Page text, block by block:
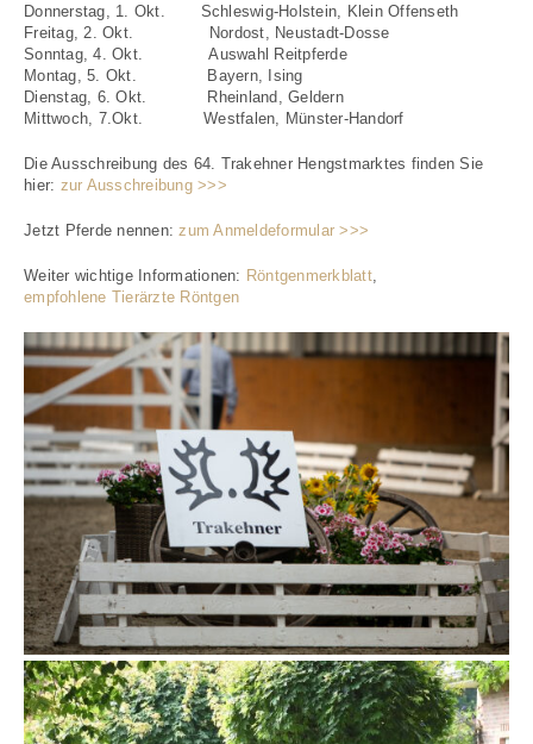
Donnerstag, 1. Okt. Schleswig-Holstein, Klein Offenseth
Freitag, 2. Okt. Nordost, Neustadt-Dosse
Sonntag, 4. Okt. Auswahl Reitpferde
Montag, 5. Okt. Bayern, Ising
Dienstag, 6. Okt. Rheinland, Geldern
Mittwoch, 7.Okt. Westfalen, Münster-Handorf
Die Ausschreibung des 64. Trakehner Hengstmarktes finden Sie
hier: zur Ausschreibung >>>
Jetzt Pferde nennen:zum Anmeldeformular >>>
Weiter wichtige Informationen: Röntgenmerkblatt,
empfohlene Tierärzte Röntgen